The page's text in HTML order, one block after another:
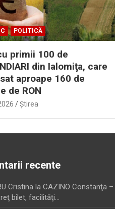
POLITICĂ
primii 100 de
din Ialomiţa, care
aproape 160 de
de RON
Ştirea
recente
Cristina la CAZINO Constanţa –
bilet, facilităţi…